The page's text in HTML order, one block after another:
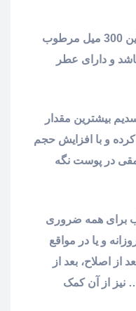
اسپری آبرسان پوست دمودکسیلین 300 میل مرطوب
و دارای عطر
بیشترین مقدار
و با افزايش حجم
در پوست نگه‌
آب برای همه ضروری
و یا در مواقع
از اصلاح، بعد از
نیز از آن کمک